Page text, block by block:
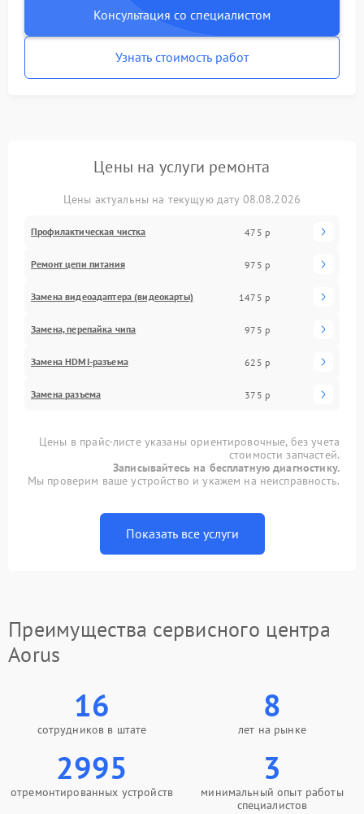
Консультация со специалистом
Узнать стоимость работ
Цены на услуги ремонта
Цены актуальны на текущую дату 08.08.2026
Профилактическая чистка 475 р
Ремонт цепи питания 975 р
Замена видеоадаптера (видеокарты) 1475 р
Замена, перепайка чипа 975 р
Замена HDMI-разъема 625 р
Замена разъема 375 р
Цены в прайс-листе указаны ориентировочные, без учета
стоимости запчастей.
Записывайтесь на бесплатную диагностику.
Мы проверим ваше устройство и укажем на неисправность.
Показать все услуги
Преимущества сервисного центра
Aorus
16
сотрудников в штате
8
лет на рынке
2995
отремонтированных устройств
3
минимальный опыт работы
специалистов